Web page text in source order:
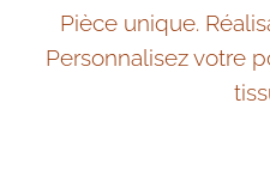
Pièce unique.
Personnalisez votre